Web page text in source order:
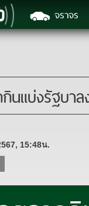
จราจร
นแบ่งรัฐบา
15:48น.